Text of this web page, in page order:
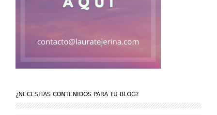
¿NECESITAS CONTENIDOS PARA TU BLOG?